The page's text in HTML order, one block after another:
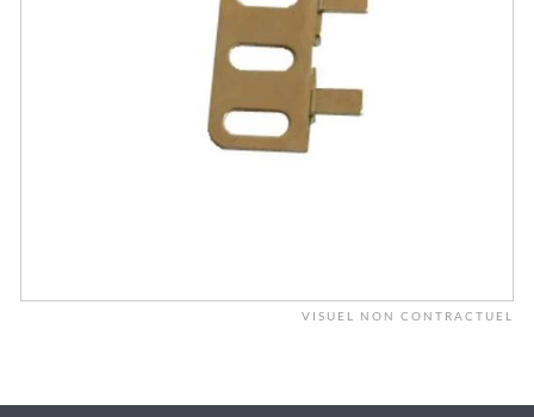
VISUEL NON CONTRACTUEL